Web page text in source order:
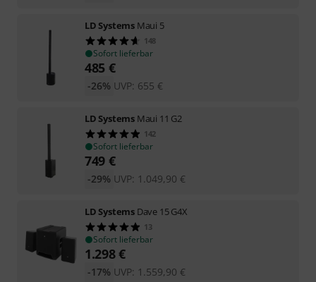
LD Systems Maui 5
148
Sofort lieferbar
485 €
UVP: 655 €
-26%
LD Systems Maui 11 G2
142
Sofort lieferbar
749 €
UVP: 1.049,90 €
-29%
LD Systems Dave 15 G4X
13
Sofort lieferbar
1.298€
UVP: 1.559,90 €
-17%